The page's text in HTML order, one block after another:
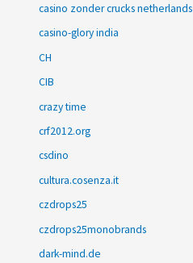
casino zonder crucks netherlands
casino-glory india
CH
CIB
crazy time
crf2012.org
csdino
cultura.cosenza.it
czdrops25
czdrops25monobrands
dark-mind.de